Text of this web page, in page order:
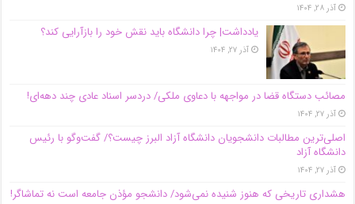
آذر ۲۸, ۱۴۰۴
یادداشت| چرا دانشگاه باید نقش خود را بازآرایی کند؟
آذر ۲۷, ۱۴۰۴
مصائب دستگاه قضا در مواجهه با دعاوی ملکی/ دردسر اسناد عادی چند‌ دهه‌ای!
آذر ۲۷, ۱۴۰۴
اصلی‌ترین مطالبات دانشجویان دانشگاه آزاد البرز چیست؟/ گفت‌وگو با رئیس
دانشگاه آز‌اد
آذر ۲۷, ۱۴۰۴
هشداری تاریخی که هنوز شنیده نمی‌شود/ دانشجو مؤذن جامعه است نه تماشاگر!